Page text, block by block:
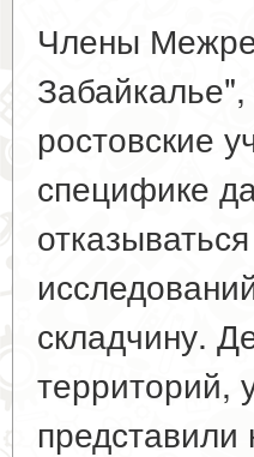
Члены
ростовские
специфике
складчину.
территорий,